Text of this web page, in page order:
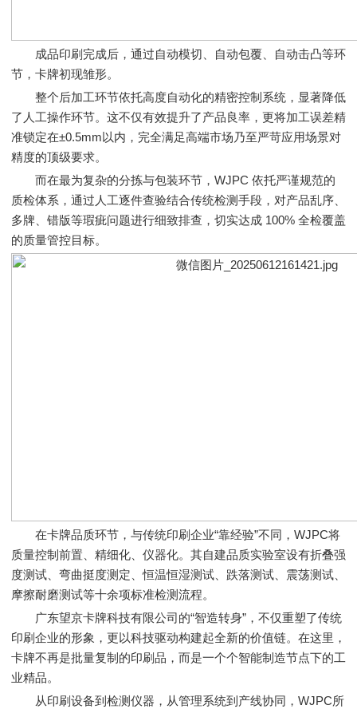
成品印刷完成后，通过自动模切、自动包覆、自动击凸等环
节，卡牌初现雏形。
整个后加工环节依托高度自动化的精密控制系统，显著降低
了人工操作环节。这不仅有效提升了产品良率，更将加工误差精
准锁定在±0.5mm以内，完全满足高端市场乃至严苛应用场景对
精度的顶级要求。
而在最为复杂的分拣与包装环节，WJPC 依托严谨规范的
质检体系，通过人工逐件查验结合传统检测手段，对产品乱序、
多牌、错版等瑕疵问题进行细致排查，切实达成 100% 全检覆盖
的质量管控目标。
在卡牌品质环节，与传统印刷企业“靠经验”不同，WJPC将
质量控制前置、精细化、仪器化。其自建品质实验室设有折叠强
度测试、弯曲挺度测定、恒温恒湿测试、跌落测试、震荡测试、
摩擦耐磨测试等十余项标准检测流程。
广东望京卡牌科技有限公司的“智造转身”，不仅重塑了传统
印刷企业的形象，更以科技驱动构建起全新的价值链。在这里，
卡牌不再是批量复制的印刷品，而是一个个智能制造节点下的工
业精品。
从印刷设备到检测仪器，从管理系统到产线协同，WJPC所